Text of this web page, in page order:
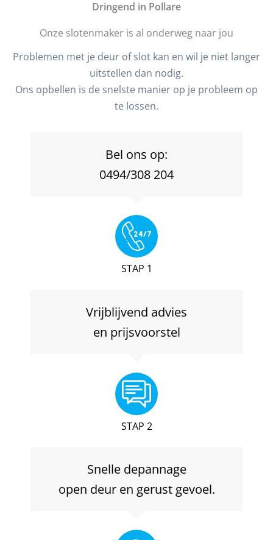
Dringend in Pollare
Onze slotenmaker is al onderweg naar jou
Problemen met je deur of slot kan en wil je niet langer
uitstellen dan nodig.
Ons opbellen is de snelste manier op je probleem op
te lossen.
Bel ons op:
0494/308 204
STAP 1
Vrijblijvend advies
en prijsvoorstel
STAP 2
Snelle depannage
open deur en gerust gevoel.